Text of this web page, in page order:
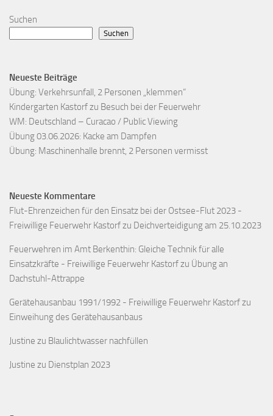
Suchen
Suchen
Neueste Beiträge
Übung: Verkehrsunfall, 2 Personen „klemmen“
Kindergarten Kastorf zu Besuch bei der Feuerwehr
WM: Deutschland – Curacao / Public Viewing
Übung 03.06.2026: Kacke am Dampfen
Übung: Maschinenhalle brennt, 2 Personen vermisst
Neueste Kommentare
Flut-Ehrenzeichen für den Einsatz bei der Ostsee-Flut 2023 -
Freiwillige Feuerwehr Kastorfzu Deichverteidigung am 25.10.2023
Feuerwehren im Amt Berkenthin: Gleiche Technik für alle
Einsatzkräfte - Freiwillige Feuerwehr Kastorfzu Übung an
Dachstuhl-Attrappe
Gerätehausanbau 1991/1992 - Freiwillige Feuerwehr Kastorfzu
Einweihung des Gerätehausanbaus
Justine zu Blaulichtwasser nachfüllen
Justine zu Dienstplan 2023